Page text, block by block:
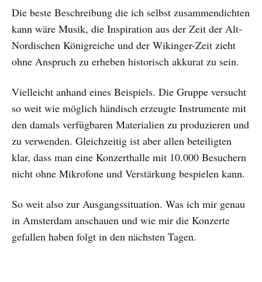
Die beste Beschreibung die ich selbst zusammendichten
kann wäre Musik, die Inspiration aus der Zeit der Alt-
Nordischen Königreiche und der Wikinger-Zeit zieht
ohne Anspruch zu erheben historisch akkurat zu sein.
Vielleicht anhand eines Beispiels. Die Gruppe versucht
so weit wie möglich händisch erzeugte Instrumente mit
den damals verfügbaren Materialien zu produzieren und
zu verwenden. Gleichzeitig ist aber allen beteiligten
klar, dass man eine Konzerthalle mit 10.000 Besuchern
nicht ohne Mikrofone und Verstärkung bespielen kann.
So weit also zur Ausgangssituation. Was ich mir genau
in Amsterdam anschauen und wie mir die Konzerte
gefallen haben folgt in den nächsten Tagen.